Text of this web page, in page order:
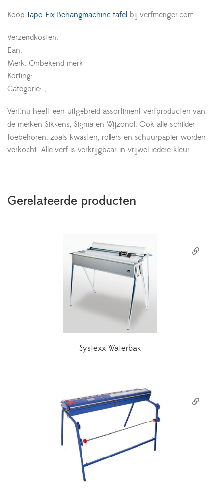
Koop Tapo-Fix Behangmachine tafel bij verfmenger.com
Verzendkosten:
Ean:
Merk: Onbekend merk
Korting:
Categorie: ,
Verf.nu heeft een uitgebreid assortiment verfproducten van
de merken Sikkens, Sigma en Wijzonol. Ook alle schilder
toebehoren, zoals kwasten, rollers en schuurpapier worden
verkocht. Alle verf is verkrijgbaar in vrijwel iedere kleur.
Gerelateerde producten
Systexx Waterbak